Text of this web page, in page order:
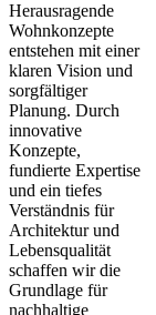
Herausragende
Wohnkonzepte
entstehen mit einer
klaren Vision und
sorgfältiger
Planung. Durch
innovative
Konzepte,
fundierte Expertise
und ein tiefes
Verständnis für
Architektur und
Lebensqualität
schaffen wir die
Grundlage für
nachhaltige